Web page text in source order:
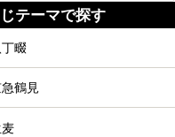
テーマで探す
丁畷
鶴見